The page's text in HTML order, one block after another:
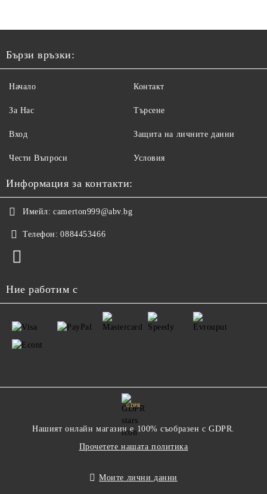
Бързи връзки:
Начало
За Нас
Вход
Чести Въпроси
Контакт
Търсене
Защита на личните данни
Условия
Информация за контакти:
Имейл: camerton999@abv.bg
Телефон: 0884453466
Ние работим с
GDPR
Нашият онлайн магазин е 100% съобразен с GDPR.
Прочетете нашата политика
Моите лични данни